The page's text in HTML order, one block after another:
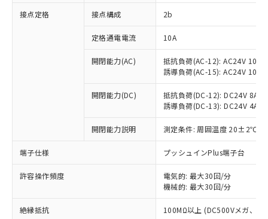
接点定格 接点構成 2b
定格通電電流 10A
開閉能力(AC)
抵抗負荷(AC-12): AC24V 10A/
誘導負荷(AC-15): AC24V
開閉能力(DC)
抵抗負荷(DC-12): DC24V 8A/
誘導負荷(DC-13): DC24V 4A/
開閉能力説明 測定条件: 周囲温度 20±2℃、
端子仕様 プッシュインPlus端子台
許容操作頻度
電気的: 最大30回/分
機械的: 最大30回/分
絶縁抵抗 100MΩ以上 (DC500Vメガ、点
ご利用条件
以下の条件をお読みいただき、同意のうえ
ご利用ください。
商品の当社在庫状況および標準価格
(税抜)を提供させていただくもので
当社制御機器事業取扱商品の中には、
本サービスの対象外となる商品もある
ことをご了承ください。
在庫状況および標準価格照会結果は、
記載している更新日時点での社内デー
タに基づき作成されるものであり、閲
覧された時点での実際の在庫および標
対応予定：EU RoHS指令（10物質）の非含
有に対応した製品に切り替える予定のある
対応予定なし：EU RoHS指令（10物質）の
非含有に非対応の商品で、対応品を出す予
調査・確認中：EU RoHS指令（10物質）の
非含有の対応状況を調査中または確認中の
非該当品：ライセンス料など無形物で、有
害物質有無と関係のない商品です。
仕入先様の事情により、非含有部品として
いたものが、含有品と判明した場合などや
むを得ず変更することがあります。
ミウム(Cd) 100ppm以下、
※1 中国RoHS○×表
「○」：最大均質材料含有率が中国RoHSの
基準値以下であることを示します。
「×」：最大均質材料含有率が中国RoHSの
基準値を超えていることを示します。
「－」：未確認です。当社販売部門へお問
い合わせください。
*中国RoHS10物質の基準値 (GB/T26572)：
Pb(鉛) :1000ppm、 Hg(水銀) : 1000ppm、 Cd(カドミウ
当社は、これら貴社製品のうち、外国
為替および外国貿易法に定める商品
（以下｢規制貨物等」という）を輸出
または国外への提供する場合は、日本
国政府の輸出許可(または役務取引許